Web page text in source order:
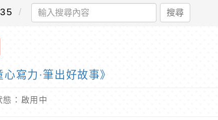
搜尋
寫力·筆出好故事》
：啟用中